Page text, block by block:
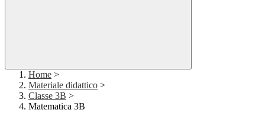
Home >
Materiale didattico >
Classe 3B >
Matematica 3B